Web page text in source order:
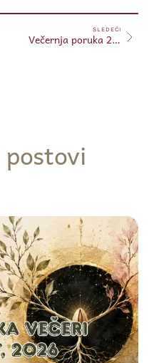
SLEDEĆI
Večernja poruka 24.02.2024.